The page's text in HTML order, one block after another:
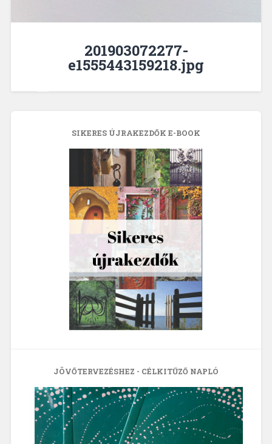
201903072277-
e1555443159218.jpg
SIKERES ÚJRAKEZDŐK E-BOOK
JÖVŐTERVEZÉSHEZ - CÉLKITŰZŐ NAPLÓ